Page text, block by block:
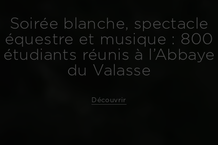
Soirée blanche, spectacle
équestre et musique : 800
étudiants réunis à l’Abbaye
du Valasse
Découvrir